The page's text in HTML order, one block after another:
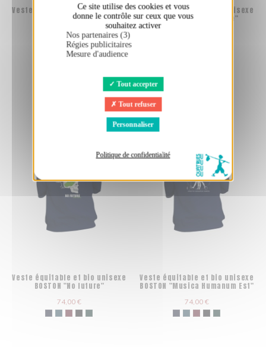
Ce site utilise des cookies et vous
donne le contrôle sur ceux que vous
souhaitez activer
Nos partenaires (3)
Régies publicitaires
Mesure d'audience
Tout accepter
Tout refuser
Personnaliser
Politique de confidentialité
Veste équitable et bio unisexe
BOSTON "Pousse"
74,00 €
Veste équitable et bio unisexe
BOSTON "Peace & Vole"
Veste équitable et bio unisexe
BOSTON "No future"
74,00 €
Veste équitable et bio unisexe
BOSTON "Musica Humanum Est"
74,00 €